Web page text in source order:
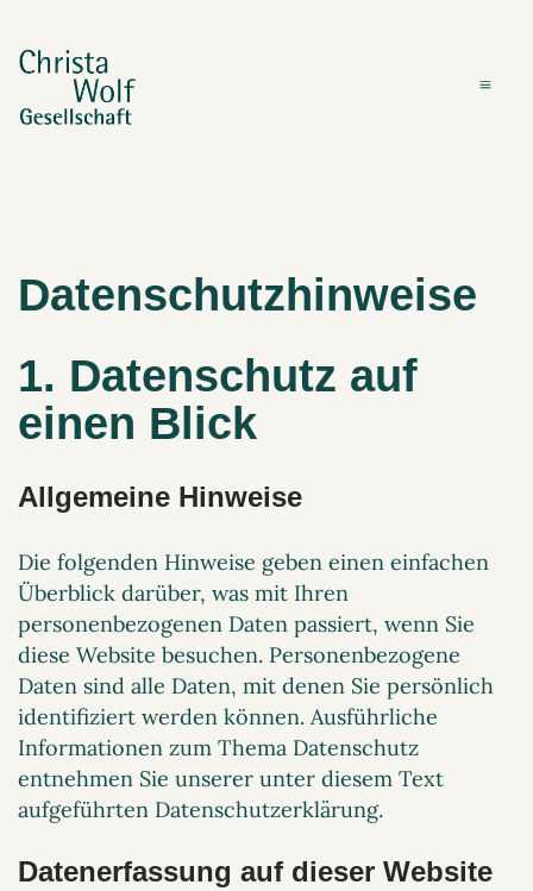
Datenschutzhinweise
1. Datenschutz auf
einen Blick
Allgemeine Hinweise
Die folgenden Hinweise geben einen einfachen
Überblick darüber, was mit Ihren
personenbezogenen Daten passiert, wenn Sie
diese Website besuchen. Personenbezogene
Daten sind alle Daten, mit denen Sie persönlich
identifiziert werden können. Ausführliche
Informationen zum Thema Datenschutz
entnehmen Sie unserer unter diesem Text
aufgeführten Datenschutzerklärung.
Datenerfassung auf dieser Website